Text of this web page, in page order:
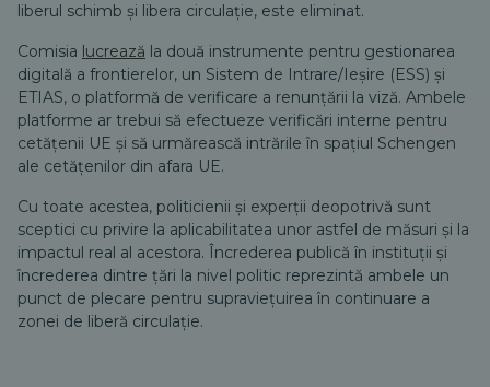
liberul schimb și libera circulație, este eliminat.
Comisia lucrează la două instrumente pentru gestionarea
digitală a frontierelor, un Sistem de Intrare/Ieșire (ESS) și
ETIAS, o platformă de verificare a renunțării la viză. Ambele
platforme ar trebui să efectueze verificări interne pentru
cetățenii UE și să urmărească intrările în spațiul Schengen
ale cetățenilor din afara UE.
Cu toate acestea, politicienii și experții deopotrivă sunt
sceptici cu privire la aplicabilitatea unor astfel de măsuri și la
impactul real al acestora. Încrederea publică în instituții și
încrederea dintre țări la nivel politic reprezintă ambele un
punct de plecare pentru supraviețuirea în continuare a
zonei de liberă circulație.